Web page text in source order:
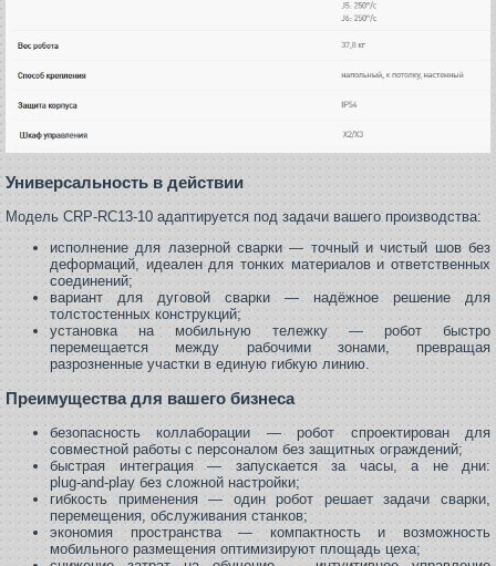
Универсальность в действии
Модель CRP‑RC13‑10 адаптируется под задачи вашего производства:
исполнение для лазерной сварки — точный и чистый шов без
деформаций, идеален для тонких материалов и ответственных
соединений;
вариант для дуговой сварки — надёжное решение для
толстостенных конструкций;
установка на мобильную тележку — робот быстро
перемещается между рабочими зонами, превращая
разрозненные участки в единую гибкую линию.
Преимущества для вашего бизнеса
безопасность коллаборации — робот спроектирован для
совместной работы с персоналом без защитных ограждений;
быстрая интеграция — запускается за часы, а не дни:
plug‑and‑play без сложной настройки;
гибкость применения — один робот решает задачи сварки,
перемещения, обслуживания станков;
экономия пространства — компактность и возможность
мобильного размещения оптимизируют площадь цеха;